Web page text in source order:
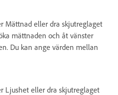
Mättnad eller dra skjutreglaget
mättnaden och åt vänster
Du kan ange värden mellan
Ljushet eller dra skjutreglaget